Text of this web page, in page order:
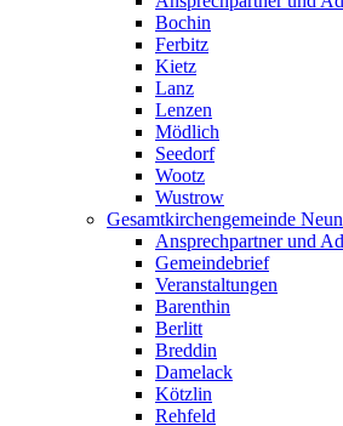
Bochin
Ferbitz
Kietz
Lanz
Lenzen
Mödlich
Seedorf
Wootz
Wustrow
Gesamtkirchengemeinde
Ansprechpartner und
Gemeindebrief
Veranstaltungen
Barenthin
Berlitt
Breddin
Damelack
Kötzlin
Rehfeld